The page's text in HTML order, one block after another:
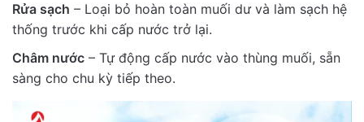
Rửa sạch – Loại bỏ hoàn toàn muối dư và làm sạch hệ
thống trước khi cấp nước trở lại.
Châm nước – Tự động cấp nước vào thùng muối, sẵn
sàng cho chu kỳ tiếp theo.